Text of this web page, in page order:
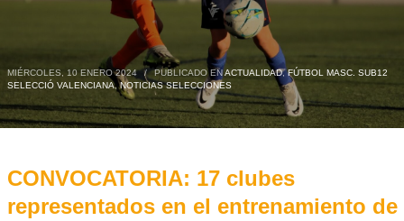
MIÉRCOLES, 10 ENERO 2024 / PUBLICADO ENACTUALIDAD,FÚTBOL MASC. SUB12
SELECCIÓ VALENCIANA,NOTICIAS SELECCIONES
CONVOCATORIA: 17 clubes
representados en el entrenamiento de